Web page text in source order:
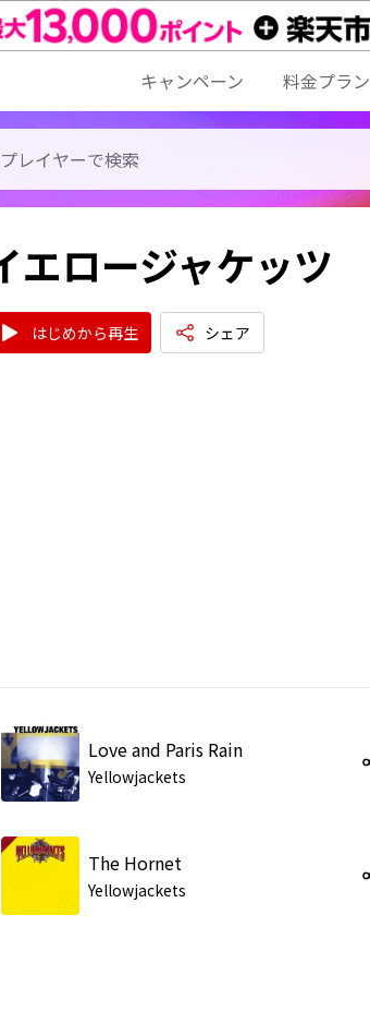
キャンペーン 料金プラン
エロージャケッツ
はじめから再生 シェア
Love and Paris Rain
Yellowjackets
The Hornet
Yellowjackets